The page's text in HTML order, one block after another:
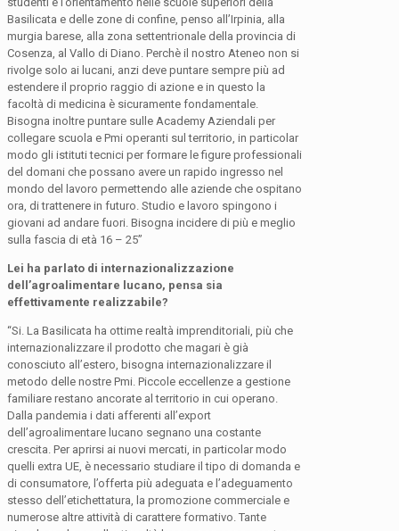
Basilicata e delle zone di confine, penso all’Irpinia, alla
murgia barese, alla zona settentrionale della provincia di
Cosenza, al Vallo di Diano. Perchè il nostro Ateneo non si
rivolge solo ai lucani, anzi deve puntare sempre più ad
estendere il proprio raggio di azione e in questo la
facoltà di medicina è sicuramente fondamentale.
Bisogna inoltre puntare sulle Academy Aziendali per
collegare scuola e Pmi operanti sul territorio, in particolar
modo gli istituti tecnici per formare le figure professionali
del domani che possano avere un rapido ingresso nel
mondo del lavoro permettendo alle aziende che ospitano
ora, di trattenere in futuro. Studio e lavoro spingono i
giovani ad andare fuori. Bisogna incidere di più e meglio
sulla fascia di età 16 – 25”
Lei ha parlato di internazionalizzazione
dell’agroalimentare lucano, pensa sia
effettivamente realizzabile?
“Si. La Basilicata ha ottime realtà imprenditoriali, più che
internazionalizzare il prodotto che magari è già
conosciuto all’estero, bisogna internazionalizzare il
metodo delle nostre Pmi. Piccole eccellenze a gestione
familiare restano ancorate al territorio in cui operano.
Dalla pandemia i dati afferenti all’export
dell’agroalimentare lucano segnano una costante
crescita. Per aprirsi ai nuovi mercati, in particolar modo
quelli extra UE, è necessario studiare il tipo di domanda e
di consumatore, l’offerta più adeguata e l’adeguamento
stesso dell’etichettatura, la promozione commerciale e
numerose altre attività di carattere formativo. Tante